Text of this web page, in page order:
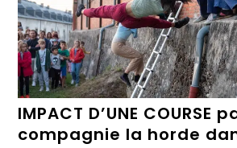
IMPACT D’UNE COURSE
compagnie la horde